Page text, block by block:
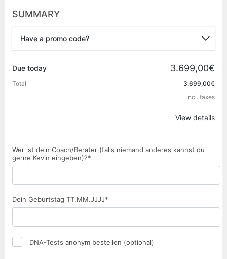
SUMMARY
Have a promo code?
Due today 3.699,00€
Total
3.699,00€
incl. taxes
View details
Wer ist dein Coach/Berater (falls niemand anderes kannst du
gerne Kevin eingeben)?*
Dein Geburtstag TT.MM.JJJJ*
DNA-Tests anonym bestellen (optional)